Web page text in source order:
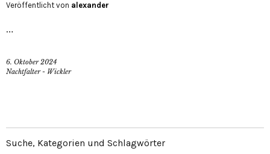
Veröffentlicht von alexander
…
6. Oktober 2024
Nachtfalter - Wickler
Suche, Kategorien und Schlagwörter